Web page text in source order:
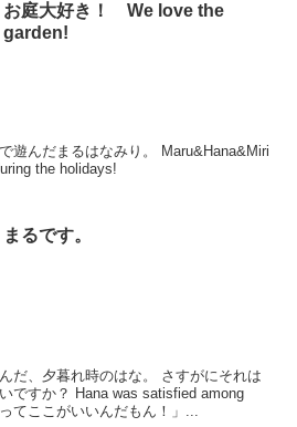
お庭大好き！ We love the
garden!
遊んだまるはなみり。 Maru&Hana&Miri
the holidays!
まるです。
だ、夕暮れ時のはな。 さすがにそれは
ですか？ Hana was satisfied among
な：「だってここがいいんだもん！」...